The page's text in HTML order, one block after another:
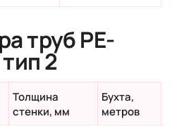
труб PE-
2
Толщина
стенки, мм
Бухта,
метров